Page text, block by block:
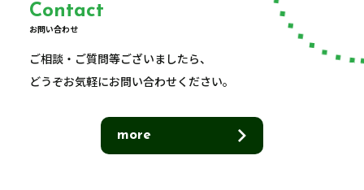
Contact
お問い合わせ
ご相談・ご質問等ございましたら、
どうぞお気軽にお問い合わせください。
more